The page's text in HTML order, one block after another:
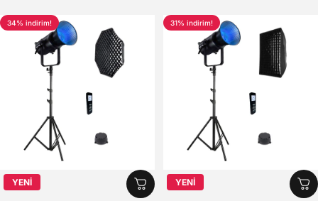
34% indirim!
YENİ
31% indirim!
YENİ